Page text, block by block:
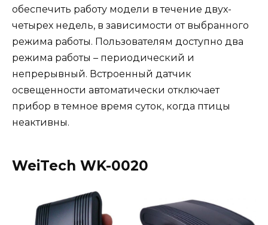
обеспечить работу модели в течение двух-
четырех недель, в зависимости от выбранного
режима работы. Пользователям доступно два
режима работы – периодический и
непрерывный. Встроенный датчик
освещенности автоматически отключает
прибор в темное время суток, когда птицы
неактивны.
WeiTech WK-0020